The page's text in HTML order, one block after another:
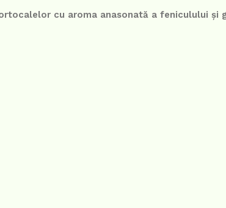
cu aroma anasonată a feniculului și